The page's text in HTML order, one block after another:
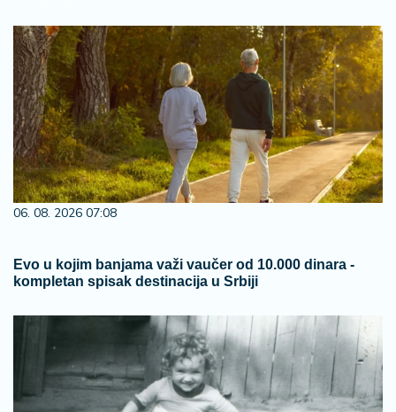
06. 08. 2026 07:08
Evo u kojim banjama važi vaučer od 10.000 dinara -
kompletan spisak destinacija u Srbiji